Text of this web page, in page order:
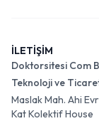
İLETİŞİM
Doktorsitesi Com
Teknoloji ve
Maslak Mah. Ahi
Kat Kolektif House